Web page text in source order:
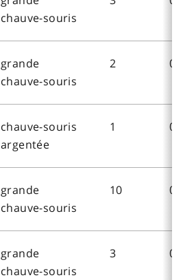
chauve-souris
grande
chauve-souris
2 0
chauve-souris
argentée
1 0
grande
chauve-souris
10 0
grande
chauve-souris
3 0